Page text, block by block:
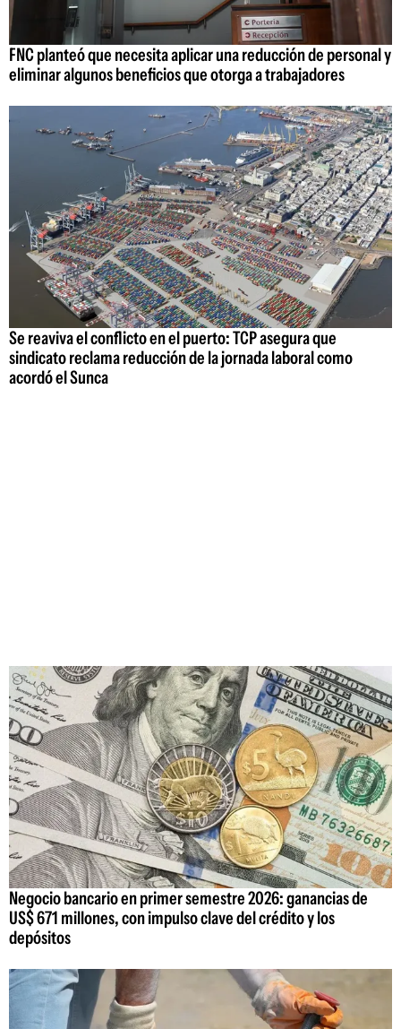
FNC planteó que necesita aplicar una reducción de personal y
eliminar algunos beneficios que otorga a trabajadores
Se reaviva el conflicto en el puerto: TCP asegura que
sindicato reclama reducción de la jornada laboral como
acordó el Sunca
Negocio bancario en primer semestre 2026: ganancias de
US$ 671 millones, con impulso clave del crédito y los
depósitos